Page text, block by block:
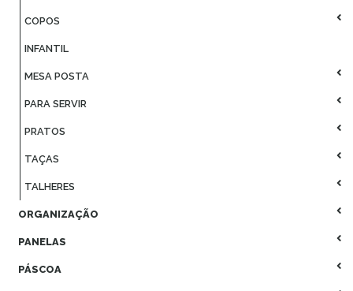
COPOS
INFANTIL
MESA POSTA
PARA SERVIR
PRATOS
TAÇAS
TALHERES
ORGANIZAÇÃO
PANELAS
PÁSCOA